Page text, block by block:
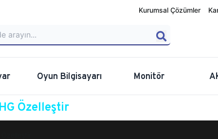
Kurumsal Çözümler
Oyun Bilgisayarı Monitör
Özelleştir